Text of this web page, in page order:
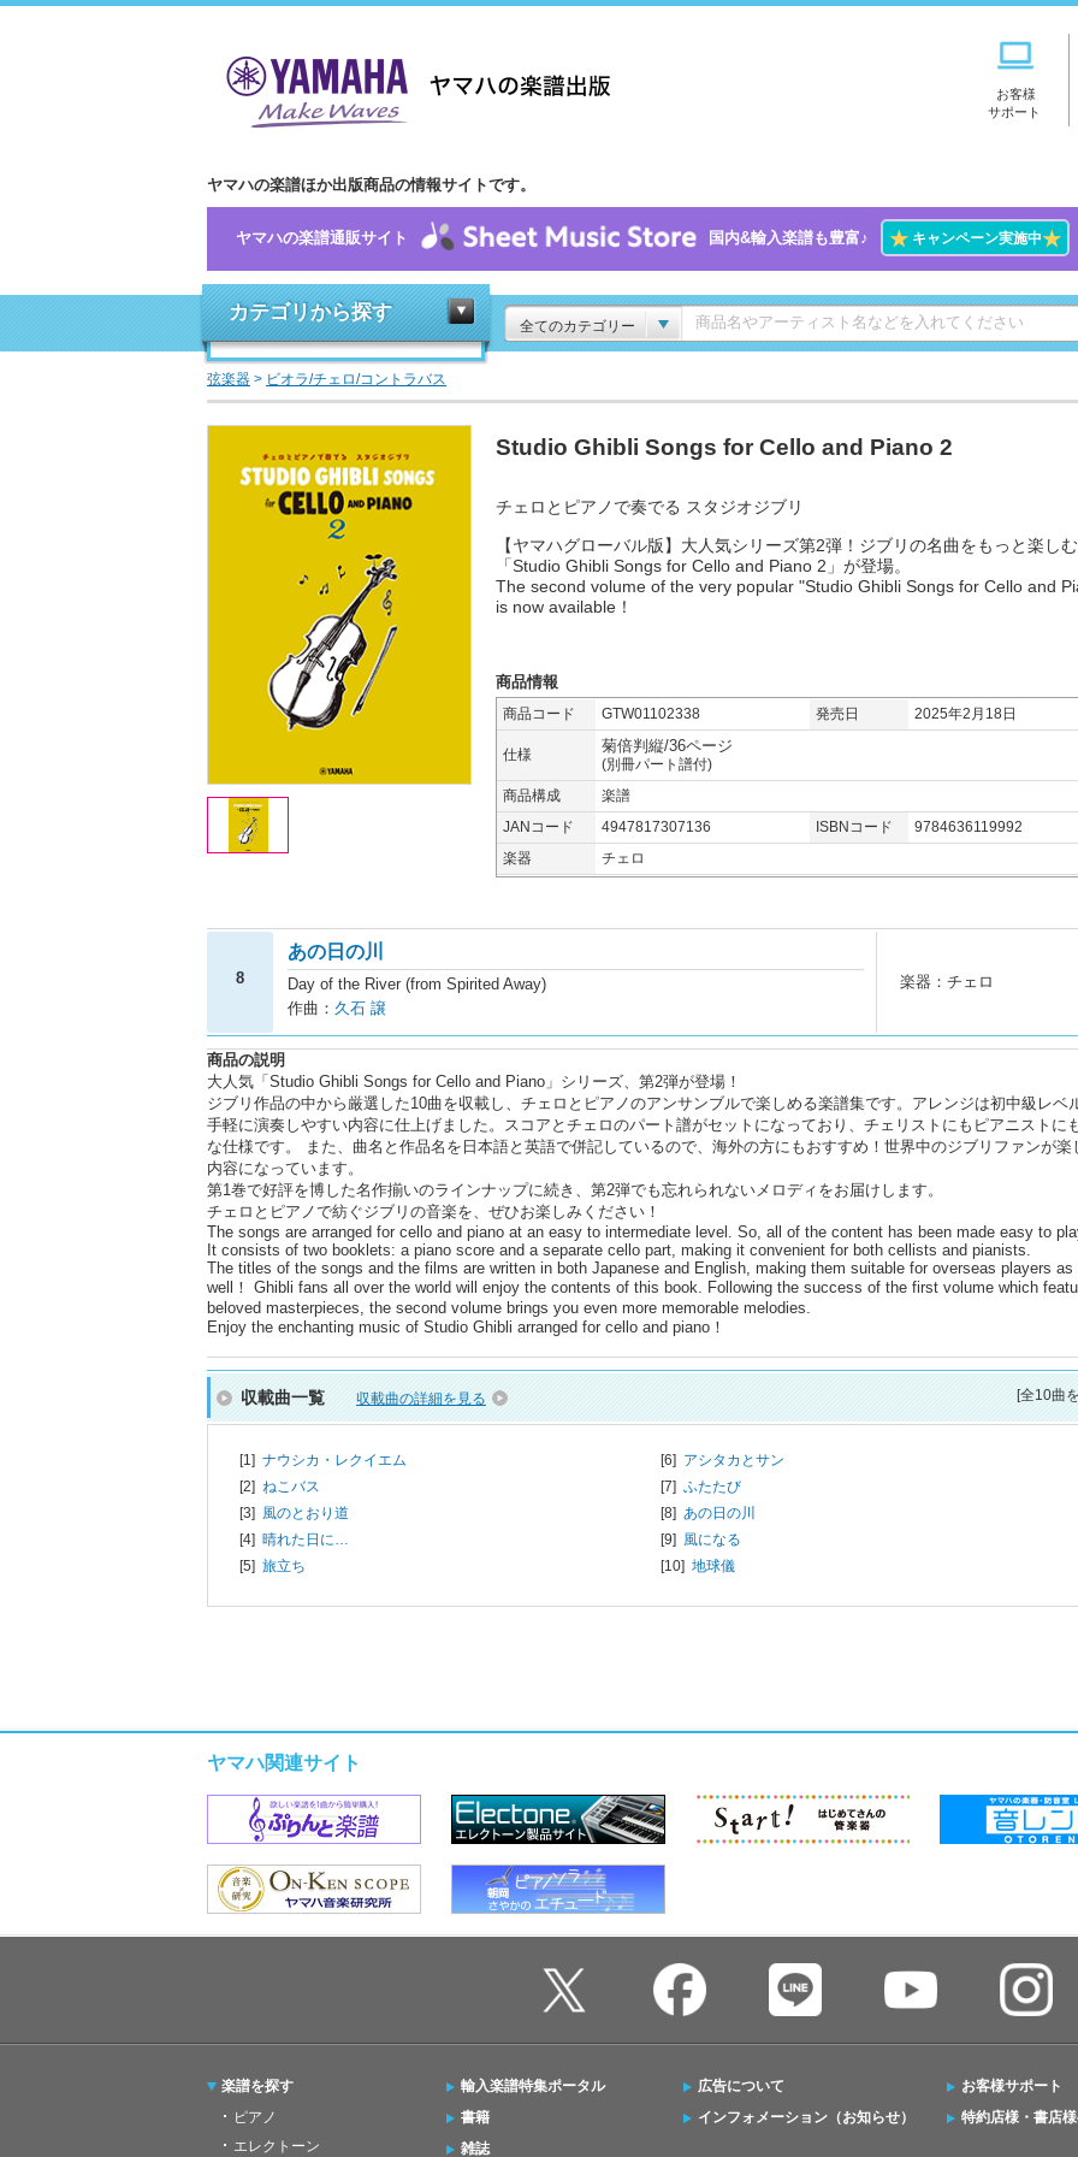
お客様
サポート
ヤマハの楽譜ほか出版商品の情報サイトです。
ヤマハの楽譜通販サイト 国内&輸入楽譜も豊富♪ ★キャンペーン実施中★
カテゴリから探す
全てのカテゴリー
弦楽器 > ビオラ/チェロ/コントラバス
Studio Ghibli Songs for Cello and Piano 2
チェロとピアノで奏でる スタジオジブリ
【ヤマハグローバル版】大人気シリーズ第2弾！ジブリの名曲をもっと楽しむ
「Studio Ghibli Songs for Cello and Piano 2」が登場。
The second volume of the very popular "Studio Ghibli Songs for Cello and
is now available！
商品情報
商品コード GTW01102338 発売日 2025年2月18日
仕様 菊倍判縦/36ページ
(別冊パート譜付)
商品構成
楽譜
JANコード
4947817307136 ISBNコード
9784636119992
楽器
チェロ
8
あの日の川
Day of the River (from Spirited Away)
作曲： 久石 譲
楽器：チェロ
商品の説明
大人気「Studio Ghibli Songs for Cello and Piano」シリーズ、第2弾が登場！
ジブリ作品の中から厳選した10曲を収載し、チェロとピアノのアンサンブルで楽しめる楽譜集です。アレンジは初中級レベ
手軽に演奏しやすい内容に仕上げました。スコアとチェロのパート譜がセットになっており、チェリストにもピアニストに
な仕様です。 また、曲名と作品名を日本語と英語で併記しているので、海外の方にもおすすめ！世界中のジブリファンが楽
内容になっています。
第1巻で好評を博した名作揃いのラインナップに続き、第2弾でも忘れられないメロディをお届けします。
チェロとピアノで紡ぐジブリの音楽を、ぜひお楽しみください！
The songs are arranged for cello and piano at an easy to intermediate level. So, all of the content has been made easy to
It consists of two booklets: a piano score and a separate cello part, making it convenient for both cellists and pianists.
The titles of the songs and the films are written in both Japanese and English, making them suitable for overseas players as
well！ Ghibli fans all over the world will enjoy the contents of this book. Following the success of the first volume which
beloved masterpieces, the second volume brings you even more memorable melodies.
Enjoy the enchanting music of Studio Ghibli arranged for cello and piano！
収載曲一覧 収載曲の詳細を見る [全10曲
[1] ナウシカ・レクイエム
[2] ねこバス
[3] 風のとおり道
[4] 晴れた日に…
[5] 旅立ち
[6] アシタカとサン
[7] ふたたび
[8] あの日の川
[9] 風になる
[10] 地球儀
ヤマハ関連サイト
楽譜を探す
ピアノ
エレクトーン
輸入楽譜特集ポータル
書籍
雑誌
広告について
インフォメーション（お知らせ）
お客様サポート
特約店様・書店